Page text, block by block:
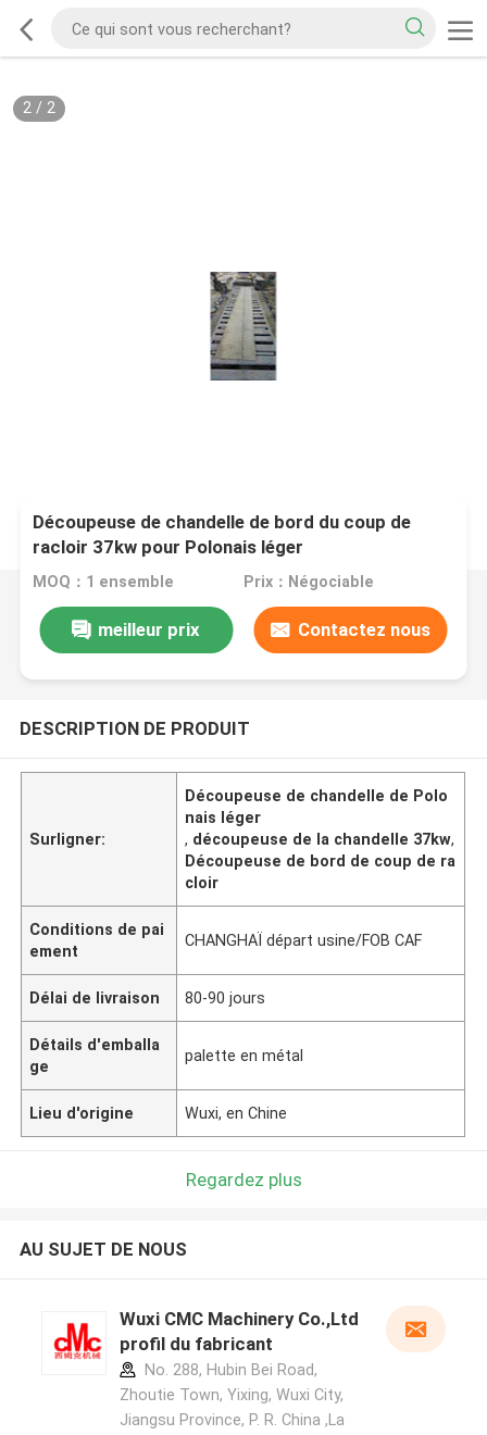
2/ 2
Découpeuse de chandelle de bord du coup de
racloir 37kw pour Polonais léger
MOQ：1 ensemble Prix：Négociable
meilleur prix Contactez nous
DESCRIPTION DE PRODUIT
Surligner:
Découpeuse de chandelle de Polo
nais léger
, découpeuse de la chandelle 37kw,
Découpeuse de bord de coup de ra
cloir
Conditions de pai
ement
CHANGHAÏ départ usine/FOB CAF
Délai de livraison 80-90 jours
Détails d'emballa
ge
palette en métal
Lieu d'origine Wuxi, en Chine
Regardez plus
AU SUJET DE NOUS
Wuxi CMC Machinery Co.,Ltd
profil du fabricant
No. 288, Hubin Bei Road,
Zhoutie Town, Yixing, Wuxi City,
Jiangsu Province, P. R. China ,La